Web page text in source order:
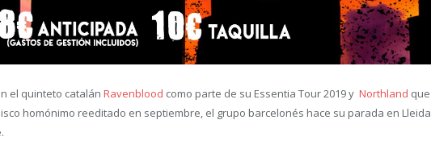
el quinteto catalán Ravenblood como parte de su Essentia Tour 2019 y Northland que
homónimo reeditado en septiembre, el grupo barcelonés hace su parada en Lleida